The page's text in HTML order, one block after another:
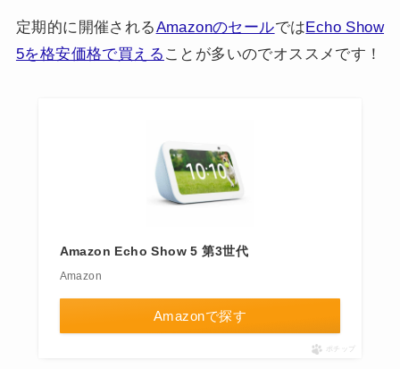
定期的に開催されるAmazonのセールではEcho Show
5を格安価格で買える ことが多いのでオススメです！
Amazon Echo Show 5 第3世代
Amazon
Amazonで探す
ポチップ